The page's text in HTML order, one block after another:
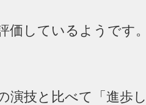
価しているようです
演技と比べて「進歩